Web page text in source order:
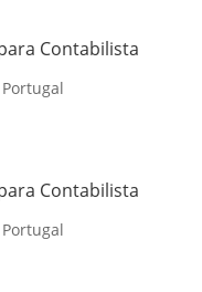
Contabilista
Contabilista